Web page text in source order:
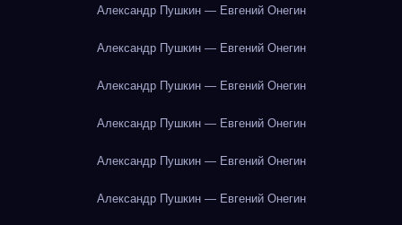
Александр Пушкин — Евгений Онегин
Александр Пушкин — Евгений Онегин
Александр Пушкин — Евгений Онегин
Александр Пушкин — Евгений Онегин
Александр Пушкин — Евгений Онегин
Александр Пушкин — Евгений Онегин